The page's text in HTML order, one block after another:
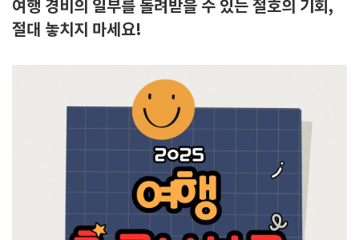
여행 경비의 일부를 돌려받을 수 있는 절호의 기회,
절대 놓치지 마세요!